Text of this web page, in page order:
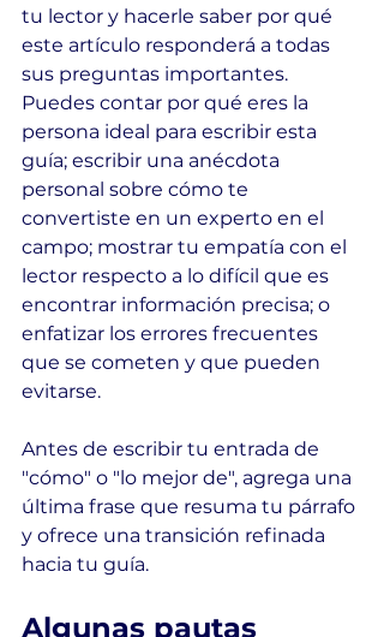
tu lector y hacerle saber por qué
este artículo responderá a todas
sus preguntas importantes.
Puedes contar por qué eres la
persona ideal para escribir esta
guía; escribir una anécdota
personal sobre cómo te
convertiste en un experto en el
campo; mostrar tu empatía con el
lector respecto a lo difícil que es
encontrar información precisa; o
enfatizar los errores frecuentes
que se cometen y que pueden
evitarse.
Antes de escribir tu entrada de
"cómo" o "lo mejor de", agrega una
última frase que resuma tu párrafo
y ofrece una transición refinada
hacia tu guía.
Algunas pautas